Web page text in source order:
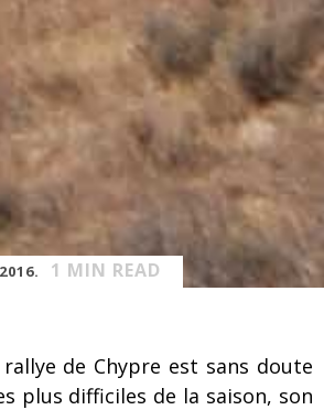
1 MIN READ
de Chypre est sans doute
plus difficiles de la saison, son